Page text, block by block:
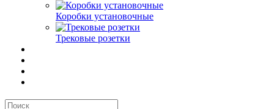
Коробки установочные
Трековые розетки